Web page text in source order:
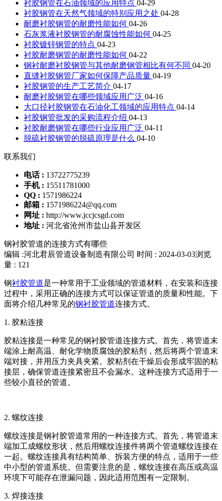
衬胶钢管在石油领域的应用特点 04-29
衬胶钢管在天然气领域的特别应用之处 04-28
耐磨衬胶钢管的耐磨性能如何 04-26
石灰浆液衬胶钢管的耐腐蚀性能如何 04-25
衬胶镀锌钢管的特点 04-23
衬胶耐磨钢管的耐磨性能如何 04-22
钢衬耐磨衬胶钢管与其他耐磨钢管相比有何不同 04-20
直缝衬胶钢管厂家如何保障产品质量 04-19
衬胶钢管的生产工艺简介 04-17
耐磨衬胶钢管在哪些领域应用广泛 04-16
大口径衬胶钢管在石油化工领域的应用特点 04-14
衬胶钢管批发的采购流程介绍 04-13
衬胶耐磨钢管在哪些行业应用广泛 04-11
脱硫衬胶钢管的脱硫原理是什么 04-10
联系我们
电话 : 13722775239
手机 : 15511781000
QQ : 1571986224
邮箱 : 1571986224@qq.com
网址 : http://www.jccjcsgd.com
地址 : 河北省沧州市盐山县开发区
钢衬胶管道的连接方式有哪些
编辑 :河北君辰管道设备制造有限公司 时间 : 2024-03-03浏览
量 : 121
钢衬胶管道是一种常用于工业领域的管道材料，在安装和连接
过程中，采用正确的连接方式可以保证管道的质量和性能。下
面将介绍几种常见的钢衬胶管道连接方式。
1. 胶粘连接
胶粘连接是一种常见的钢衬胶管道连接方式。首先，将管道末
端涂上耐高温、耐化学物质腐蚀的胶粘剂，然后将两个管道末
端对接，并用压力夹具夹紧。胶粘剂在干燥后会形成牢固的粘
接层，确保管道连接紧密且不会漏水。这种连接方式适用于一
些较小直径的管道。
2. 螺纹连接
螺纹连接是钢衬胶管道常用的一种连接方式。首先，将管道末
端加工成螺纹形状，然后用螺纹连接件将两个管道螺纹连接在
一起。螺纹连接具有结构简单、拆装方便的特点，适用于一些
中小型的管道系统。但需要注意的是，螺纹连接在高压或高温
环境下可能存在泄漏问题，因此适用范围有一定限制。
3. 焊接连接